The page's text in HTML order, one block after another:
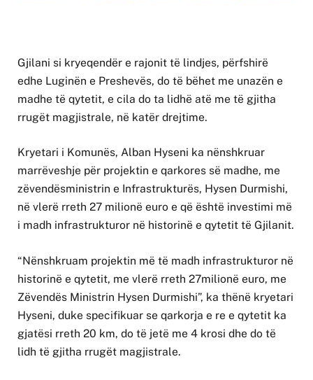
Gjilani si kryeqendër e rajonit të lindjes, përfshirë
edhe Luginën e Preshevës, do të bëhet me unazën e
madhe të qytetit, e cila do ta lidhë atë me të gjitha
rrugët magjistrale, në katër drejtime.
Kryetari i Komunës, Alban Hyseni ka nënshkruar
marrëveshje për projektin e qarkores së madhe, me
zëvendësministrin e Infrastrukturës, Hysen Durmishi,
në vlerë rreth 27 milionë euro e që është investimi më
i madh infrastrukturor në historinë e qytetit të Gjilanit.
“Nënshkruam projektin më të madh infrastrukturor në
historinë e qytetit, me vlerë rreth 27milionë euro, me
Zëvendës Ministrin Hysen Durmishi”, ka thënë kryetari
Hyseni, duke specifikuar se qarkorja e re e qytetit ka
gjatësi rreth 20 km, do të jetë me 4 krosi dhe do të
lidh të gjitha rrugët magjistrale.